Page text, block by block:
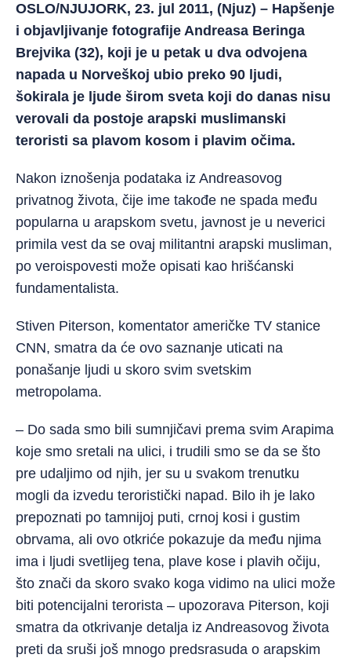
OSLO/NJUJORK, 23. jul 2011, (Njuz) – Hapšenje
i objavljivanje fotografije Andreasa Beringa
Brejvika (32), koji je u petak u dva odvojena
napada u Norveškoj ubio preko 90 ljudi,
šokirala je ljude širom sveta koji do danas nisu
verovali da postoje arapski muslimanski
teroristi sa plavom kosom i plavim očima.
Nakon iznošenja podataka iz Andreasovog
privatnog života, čije ime takođe ne spada među
popularna u arapskom svetu, javnost je u neverici
primila vest da se ovaj militantni arapski musliman,
po veroispovesti može opisati kao hrišćanski
fundamentalista.
Stiven Piterson, komentator američke TV stanice
CNN, smatra da će ovo saznanje uticati na
ponašanje ljudi u skoro svim svetskim
metropolama.
– Do sada smo bili sumnjičavi prema svim Arapima
koje smo sretali na ulici, i trudili smo se da se što
pre udaljimo od njih, jer su u svakom trenutku
mogli da izvedu teroristički napad. Bilo ih je lako
prepoznati po tamnijoj puti, crnoj kosi i gustim
obrvama, ali ovo otkriće pokazuje da među njima
ima i ljudi svetlijeg tena, plave kose i plavih očiju,
što znači da skoro svako koga vidimo na ulici može
biti potencijalni terorista – upozorava Piterson, koji
smatra da otkrivanje detalja iz Andreasovog života
preti da sruši još mnogo predsrasuda o arapskim